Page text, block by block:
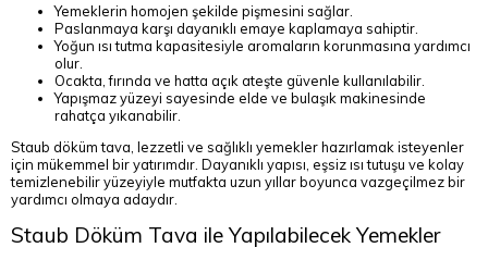
Yemeklerin homojen şekilde pişmesini sağlar.
Paslanmaya karşı dayanıklı emaye kaplamaya sahiptir.
Yoğun ısı tutma kapasitesiyle aromaların korunmasına yardımcı
olur.
Ocakta, fırında ve hatta açık ateşte güvenle kullanılabilir.
Yapışmaz yüzeyi sayesinde elde ve bulaşık makinesinde
rahatça yıkanabilir.
Staub döküm tava, lezzetli ve sağlıklı yemekler hazırlamak isteyenler
için mükemmel bir yatırımdır. Dayanıklı yapısı, eşsiz ısı tutuşu ve kolay
temizlenebilir yüzeyiyle mutfakta uzun yıllar boyunca vazgeçilmez bir
yardımcı olmaya adaydır.
Staub Döküm Tava ile Yapılabilecek Yemekler